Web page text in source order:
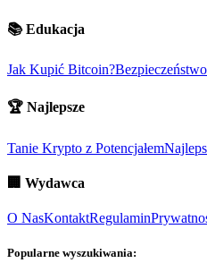
📚 Edukacja
Jak Kupić Bitcoin?
🏆 Najlepsze
Tanie Krypto z Potencjałem
🏢 Wydawca
O NasKontaktRegulamin
Popularne wyszukiwania: